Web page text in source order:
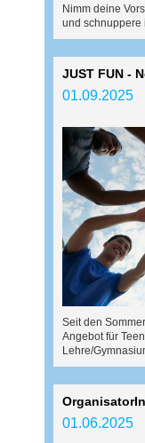
Nimm deine
und schnuppere
JUST FUN -
01.09.2025
Seit den
Angebot für
Lehre/
01.06.2025